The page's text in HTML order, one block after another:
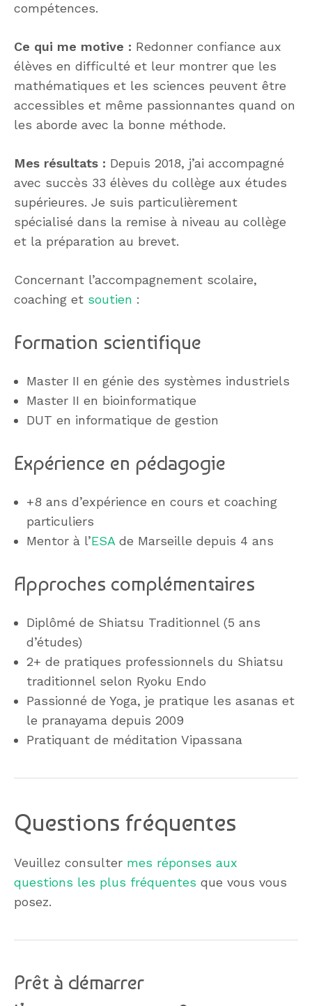
compétences.
Ce qui me motive : Redonner confiance aux
élèves en difficulté et leur montrer que les
mathématiques et les sciences peuvent être
accessibles et même passionnantes quand on
les aborde avec la bonne méthode.
Mes résultats : Depuis 2018, j’ai accompagné
avec succès 33 élèves du collège aux études
supérieures. Je suis particulièrement
spécialisé dans la remise à niveau au collège
et la préparation au brevet.
Concernant l’accompagnement scolaire,
coaching et soutien :
Formation scientifique
Master II en génie des systèmes industriels
Master II en bioinformatique
DUT en informatique de gestion
Expérience en pédagogie
+8 ans d’expérience en cours et coaching
particuliers
Mentor à l’ESA de Marseille depuis 4 ans
Approches complémentaires
Diplômé de Shiatsu Traditionnel (5 ans
d’études)
2+ de pratiques professionnels du Shiatsu
traditionnel selon Ryoku Endo
Passionné de Yoga, je pratique les asanas et
le pranayama depuis 2009
Pratiquant de méditation Vipassana
Questions fréquentes
Veuillez consulter mes réponses aux
questions les plus fréquentes que vous vous
posez.
Prêt à démarrer